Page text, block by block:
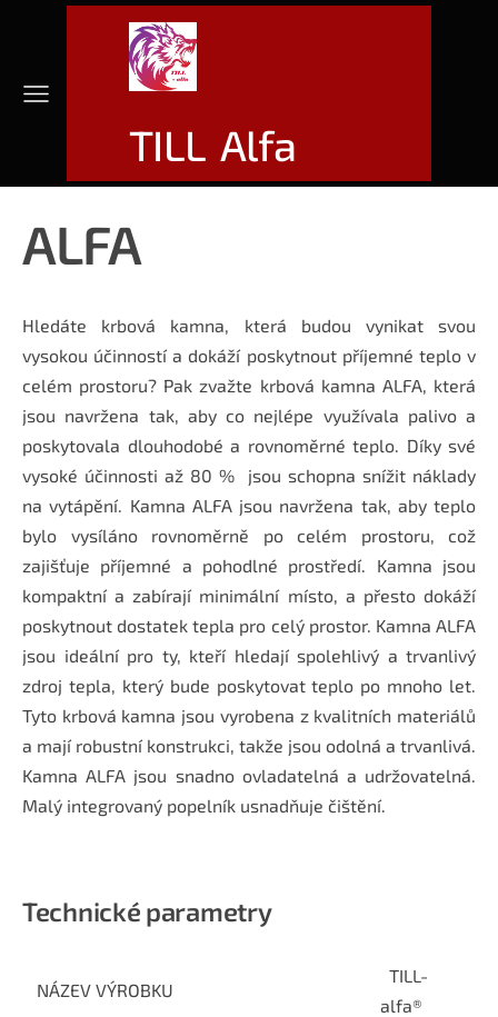
TILL Alfa
ALFA
Hledáte krbová kamna, která budou vynikat svou
vysokou účinností a dokáží poskytnout příjemné teplo v
celém prostoru? Pak zvažte krbová kamna ALFA, která
jsou navržena tak, aby co nejlépe využívala palivo a
poskytovala dlouhodobé a rovnoměrné teplo. Díky své
vysoké účinnosti až 80 % jsou schopna snížit náklady
na vytápění. Kamna ALFA jsou navržena tak, aby teplo
bylo vysíláno rovnoměrně po celém prostoru, což
zajišťuje příjemné a pohodlné prostředí. Kamna jsou
kompaktní a zabírají minimální místo, a přesto dokáží
poskytnout dostatek tepla pro celý prostor. Kamna ALFA
jsou ideální pro ty, kteří hledají spolehlivý a trvanlivý
zdroj tepla, který bude poskytovat teplo po mnoho let.
Tyto krbová kamna jsou vyrobena z kvalitních materiálů
a mají robustní konstrukci, takže jsou odolná a trvanlivá.
Kamna ALFA jsou snadno ovladatelná a udržovatelná.
Malý integrovaný popelník usnadňuje čištění.
Technické parametry
NÁZEV VÝROBKU
TILL-
alfa®